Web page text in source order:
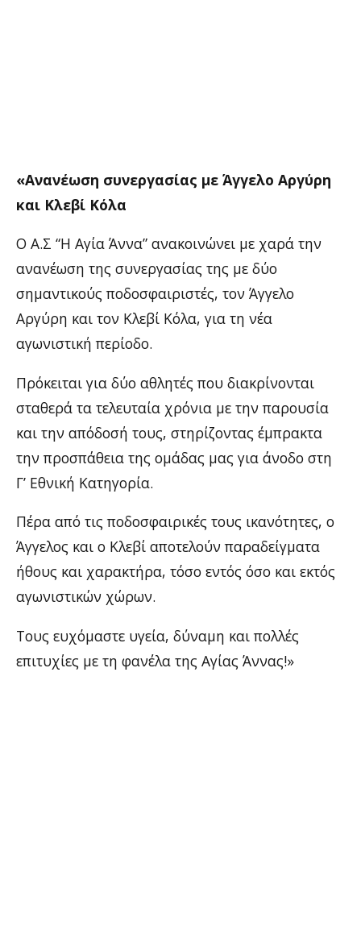
«Ανανέωση συνεργασίας με Άγγελο Αργύρη
και Κλεβί Κόλα
Ο Α.Σ “Η Αγία Άννα” ανακοινώνει με χαρά την
ανανέωση της συνεργασίας της με δύο
σημαντικούς ποδοσφαιριστές, τον Άγγελο
Αργύρη και τον Κλεβί Κόλα, για τη νέα
αγωνιστική περίοδο.
Πρόκειται για δύο αθλητές που διακρίνονται
σταθερά τα τελευταία χρόνια με την παρουσία
και την απόδοσή τους, στηρίζοντας έμπρακτα
την προσπάθεια της ομάδας μας για άνοδο στη
Γ’ Εθνική Κατηγορία.
Πέρα από τις ποδοσφαιρικές τους ικανότητες, ο
Άγγελος και ο Κλεβί αποτελούν παραδείγματα
ήθους και χαρακτήρα, τόσο εντός όσο και εκτός
αγωνιστικών χώρων.
Τους ευχόμαστε υγεία, δύναμη και πολλές
επιτυχίες με τη φανέλα της Αγίας Άννας!»